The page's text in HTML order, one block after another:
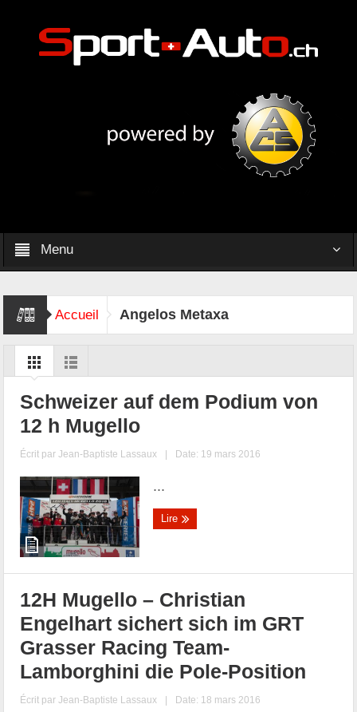
Menu
Accueil Angelos Metaxa
Schweizer auf dem Podium von
12 h Mugello
Écrit parJean-Baptiste Lassaux | Date: 19 mars 2016
...
Lire
12H Mugello – Christian
Engelhart sichert sich im GRT
Grasser Racing Team-
Lamborghini die Pole-Position
Écrit parJean-Baptiste Lassaux | Date: 18 mars 2016